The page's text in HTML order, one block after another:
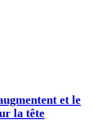
et le
la tête